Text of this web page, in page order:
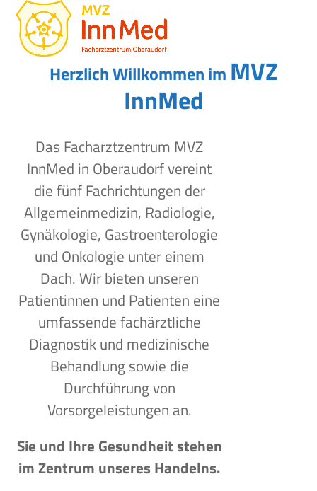
Skip
content
Open
mobile
menu
Close
mobile
menu
Herzlich Willkommen im MVZ
InnMed
Das Facharztzentrum MVZ
InnMed in Oberaudorf vereint
die fünf Fachrichtungen der
Allgemeinmedizin, Radiologie,
Gynäkologie, Gastroenterologie
und Onkologie unter einem
Dach. Wir bieten unseren
Patientinnen und Patienten eine
umfassende fachärztliche
Diagnostik und medizinische
Behandlung sowie die
Durchführung von
Vorsorgeleistungen an.
Sie und Ihre Gesundheit stehen
im Zentrum unseres Handelns.